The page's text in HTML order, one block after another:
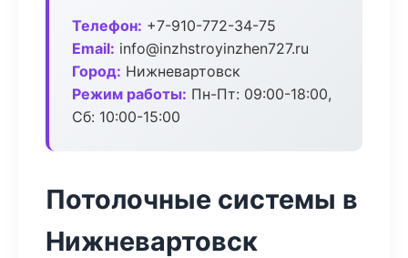
Телефон: +7-910-772-34-75
Email: info@inzhstroyinzhen727.ru
Город: Нижневартовск
Режим работы: Пн-Пт: 09:00-18:00,
Сб: 10:00-15:00
Потолочные системы в
Нижневартовск